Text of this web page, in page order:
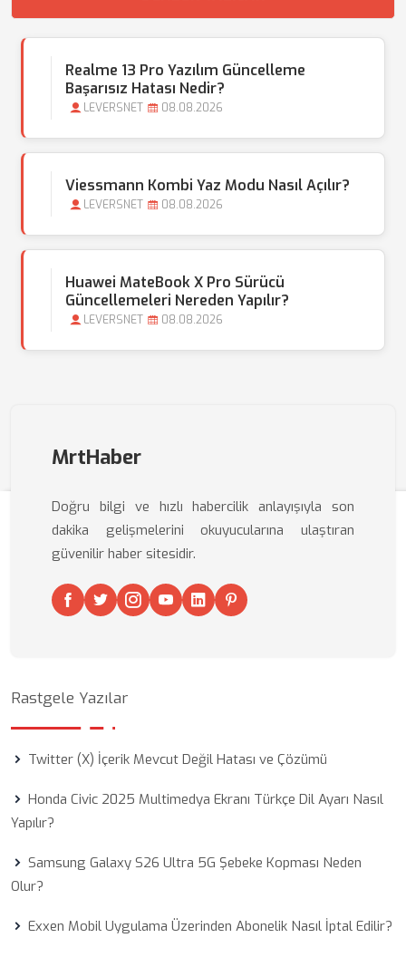
Realme 13 Pro Yazılım Güncelleme
Başarısız Hatası Nedir?
LEVERSNET 08.08.2026
Viessmann Kombi Yaz Modu Nasıl Açılır?
LEVERSNET 08.08.2026
Huawei MateBook X Pro Sürücü
Güncellemeleri Nereden Yapılır?
LEVERSNET 08.08.2026
MrtHaber
Doğru bilgi ve hızlı habercilik anlayışıyla son
dakika gelişmelerini okuyucularına ulaştıran
güvenilir haber sitesidir.
Rastgele Yazılar
Twitter (X) İçerik Mevcut Değil Hatası ve Çözümü
Honda Civic 2025 Multimedya Ekranı Türkçe Dil Ayarı Nasıl
Yapılır?
Samsung Galaxy S26 Ultra 5G Şebeke Kopması Neden
Olur?
Exxen Mobil Uygulama Üzerinden Abonelik Nasıl İptal Edilir?